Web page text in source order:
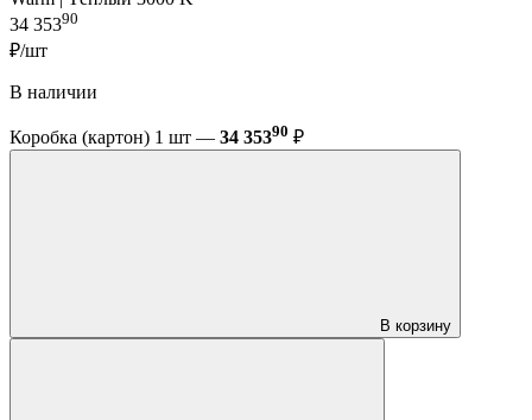
34 35390
₽/шт
В наличии
Коробка (картон) 1 шт — 34 35390 ₽
В корзину